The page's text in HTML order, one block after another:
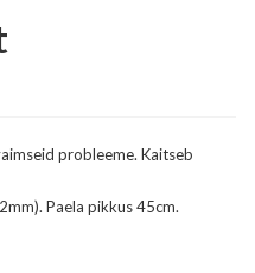
probleeme. Kaitseb
Paela pikkus 45cm.